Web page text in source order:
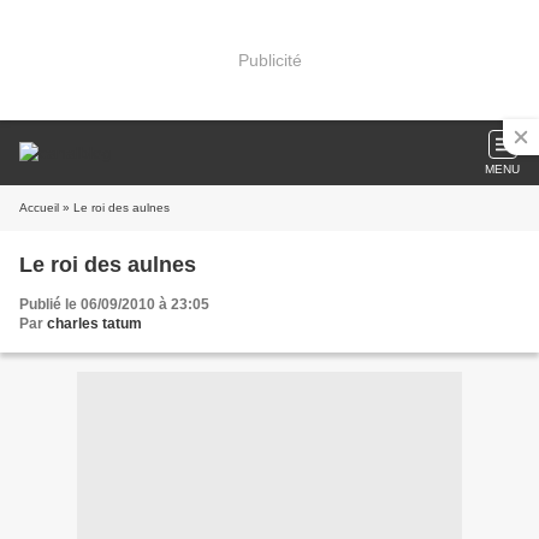
Publicité
MENU
Accueil » Le roi des aulnes
Le roi des aulnes
Publié le 06/09/2010 à 23:05
Par charles tatum